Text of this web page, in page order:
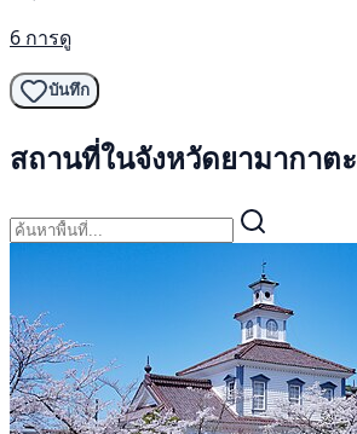
6 การดู
บันทึก
สถานที่ในจังหวัดยามากาตะ